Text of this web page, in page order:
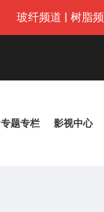
玻纤频道 | 树脂
专题专栏 影视中心